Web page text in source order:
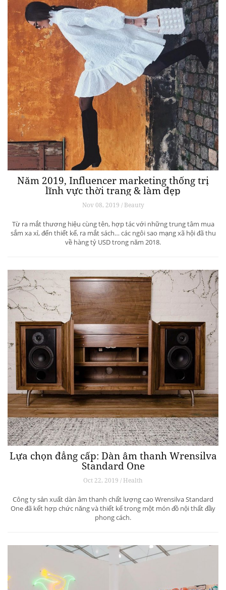
Năm 2019, Influencer marketing thống trị
lĩnh vực thời trang & làm đẹp
Nov 08, 2019 / Beauty
Từ ra mắt thương hiệu cùng tên, hợp tác với những trung tâm mua
sắm xa xỉ, đến thiết kế, ra mắt sách… các ngôi sao mạng xã hội đã thu
về hàng tỷ USD trong năm 2018.
Lựa chọn đẳng cấp: Dàn âm thanh Wrensilva
Standard One
Oct 22, 2019 / Health
Công ty sản xuất dàn âm thanh chất lượng cao Wrensilva Standard
One đã kết hợp chức năng và thiết kế trong một món đồ nội thất đầy
phong cách.